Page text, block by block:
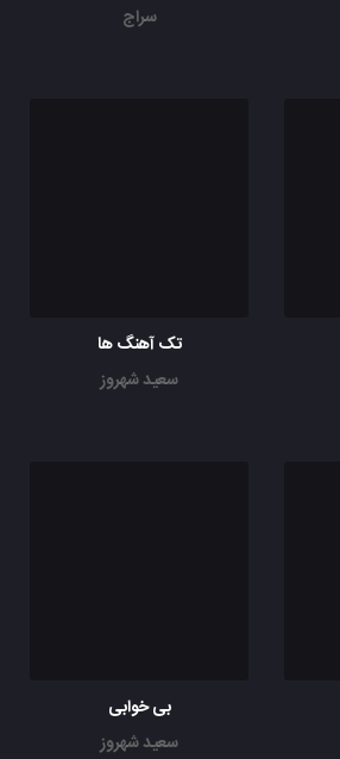
سراج
تک آهنگ ها
سعید شهروز
بی خوابی
سعید شهروز